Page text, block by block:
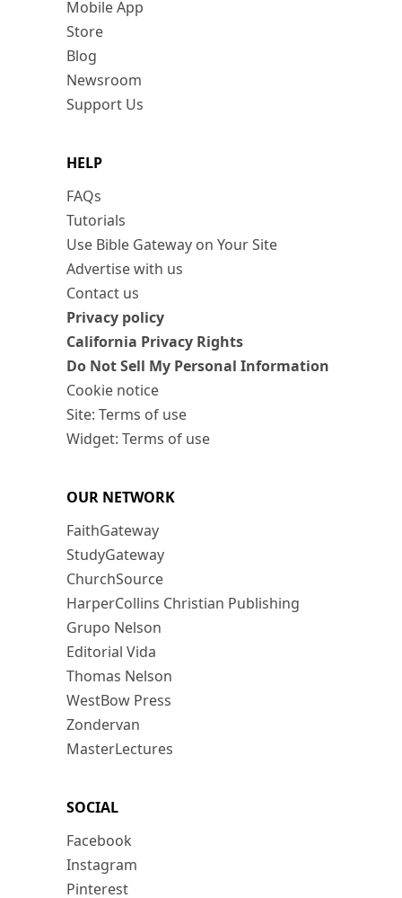
Mobile App
Store
Blog
Newsroom
Support Us
HELP
FAQs
Tutorials
Use Bible Gateway on Your Site
Advertise with us
Contact us
Privacy policy
California Privacy Rights
Do Not Sell My Personal Information
Cookie notice
Site: Terms of use
Widget: Terms of use
OUR NETWORK
FaithGateway
StudyGateway
ChurchSource
HarperCollins Christian Publishing
Grupo Nelson
Editorial Vida
Thomas Nelson
WestBow Press
Zondervan
MasterLectures
SOCIAL
Facebook
Instagram
Pinterest